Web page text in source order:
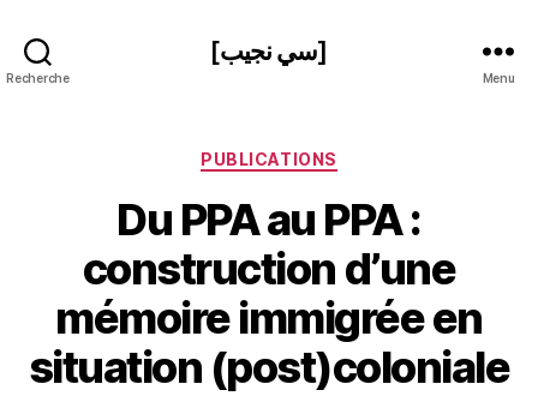
Recherche
[سي نجيب]
Menu
Catégories
PUBLICATIONS
Du PPA au PPA :
construction d’une
mémoire immigrée en
situation (post)coloniale
a
N
d
ji
b